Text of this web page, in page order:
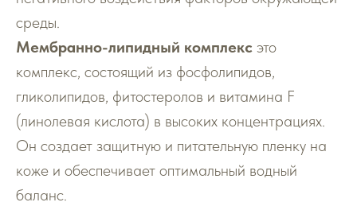
среды.
Мембранно-липидный комплекс это
комплекс, состоящий из фосфолипидов,
гликолипидов, фитостеролов и витамина F
(линолевая кислота) в высоких концентрациях.
Он создает защитную и питательную пленку на
коже и обеспечивает оптимальный водный
баланс.